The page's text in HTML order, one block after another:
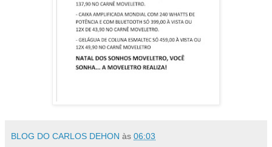
BLOG DO CARLOS DEHON às 06:03